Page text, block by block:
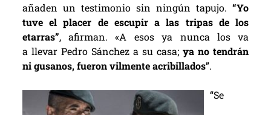
añaden un testimonio sin ningún tapujo.“Yo
tuve el placer de escupir a las tripas de los
etarras”, afirman. «A esos ya nunca los va
a llevar Pedro Sánchez a su casa;ya no tendrán
ni gusanos, fueron vilmente acribillados”.
“Se